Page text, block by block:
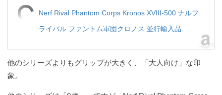
Nerf Rival Phantom Corps Kronos XVIII-500 ナルフ
ライバル ファントム軍団クロノス 並行輸入品
他のシリーズよりもグリップが大きく、「大人向け」な印
象。